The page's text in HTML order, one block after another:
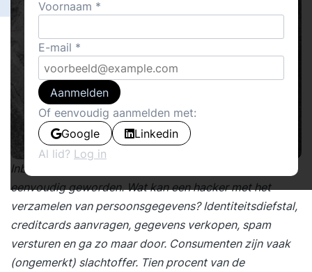
Inbreken is door de
eenvoudig geworden. Wat kan een hacker met het
verzamelen van persoonsgegevens? Identiteitsdiefstal,
creditcards aanvragen, gegevens verkopen, spam
versturen en ga zo maar door. Consumenten zijn vaak
(ongemerkt) slachtoffer. Tien procent van de
Voornaam
E-mail
Aanmelden
Of eenvoudig aanmelden met:
Google
Linkedin
Al lid? Log in